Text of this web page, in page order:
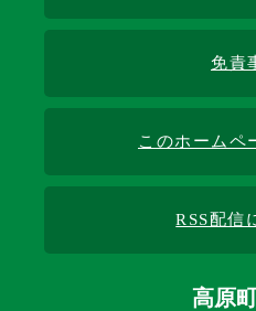
免責
このホームペ
RSS配信
高原